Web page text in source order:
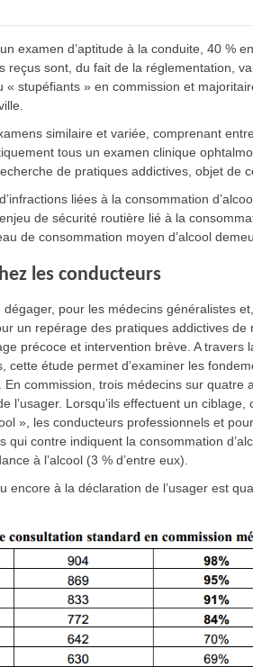
examen d’aptitude à la conduite, 40 %
reçus sont, du fait de la réglementation,
stupéfiants » en commission et
similaire et variée, comprenant
tous un examen clinique
de pratiques addictives, objet de
liées à la consommation
de sécurité routière lié à la
de consommation moyen d’alcool
les conducteurs
pour les médecins généralistes
un repérage des pratiques addictives de
précoce et intervention brève. A travers
étude permet d’examiner les
commission, trois médecins sur quatre
l’usager. Lorsqu’ils effectuent un ciblage,
», les conducteurs professionnels et
contre indiquent la consommation
à l’alcool (3 % d’entre eux).
à la déclaration de l’usager est